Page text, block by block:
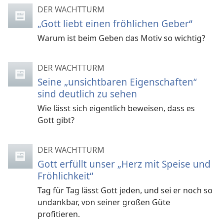
DER WACHTTURM
„Gott liebt einen fröhlichen Geber“
Warum ist beim Geben das Motiv so wichtig?
DER WACHTTURM
Seine „unsichtbaren Eigenschaften“
sind deutlich zu sehen
Wie lässt sich eigentlich beweisen, dass es
Gott gibt?
DER WACHTTURM
Gott erfüllt unser „Herz mit Speise und
Fröhlichkeit“
Tag für Tag lässt Gott jeden, und sei er noch so
undankbar, von seiner großen Güte
profitieren.